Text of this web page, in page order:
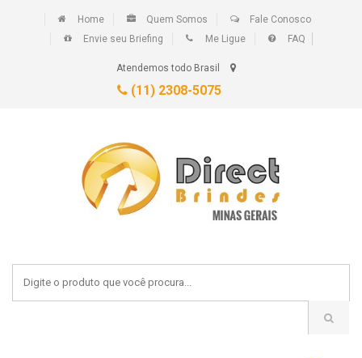
Home Quem Somos
Fale Conosco
Envie seu Briefing
Me Ligue FAQ
Atendemos todo Brasil
(11) 2308-5075